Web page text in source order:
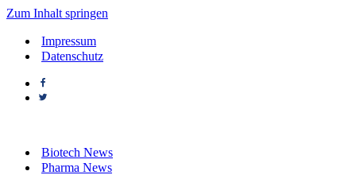
Zum Inhalt springen
Impressum
Datenschutz
Biotech News
Pharma News